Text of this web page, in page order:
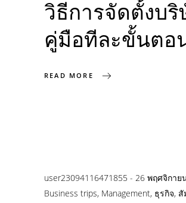
วิธีการจัดตั้งบริ
คู่มือทีละขั้นตอ
READ MORE
user23094116471855
26 พฤศจิกาย
Business trips, Management, ธุรกิจ,